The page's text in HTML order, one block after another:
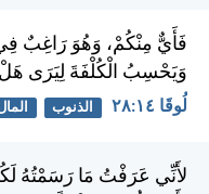
فَأَيٌّ مِنْكُمْ، وَهُوَ رَاغِبٌ فِي
وَيَحْسِبُ الْكُلْفَةَ لِيَرَى هَلْ
لُوقَا ١٤:‏٢٨ الذنوب
لأَنِّي عَرَفْتُ مَا رَسَمْتُهُ